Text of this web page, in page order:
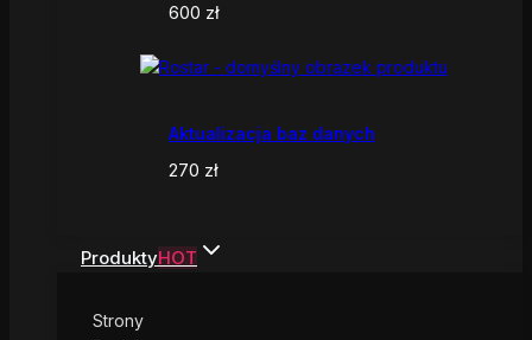
600 zł
Aktualizacja baz danych
270 zł
ProduktyHOT
Strony